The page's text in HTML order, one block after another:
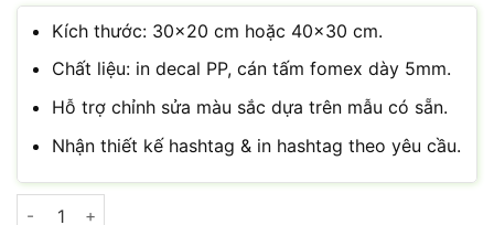
Kích thước: 30×20 cm hoặc 40×30 cm.
Chất liệu: in decal PP, cán tấm fomex dày 5mm.
Hỗ trợ chỉnh sửa màu sắc dựa trên mẫu có sẵn.
Nhận thiết kế hashtag & in hashtag theo yêu cầu.
Hashtag nhà bao việc vẫn đi dự tiệc số lượng